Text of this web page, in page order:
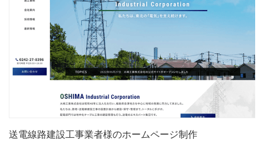
送電線路建設工事業者様のホームページ制作